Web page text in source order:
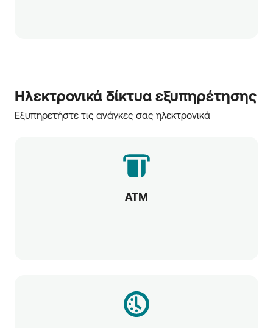
Ηλεκτρονικά δίκτυα εξυπηρέτησης
Εξυπηρετήστε τις ανάγκες σας ηλεκτρονικά
ATM